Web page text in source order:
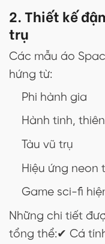
2. Thiết kế
trụ
Các mẫu áo
hứng từ:
Phi hành gia
Hành tinh,
Tàu vũ trụ
Hiệu ứng neon
Game sci-fi
Những chi tiết
tổng thể:✔ Cá